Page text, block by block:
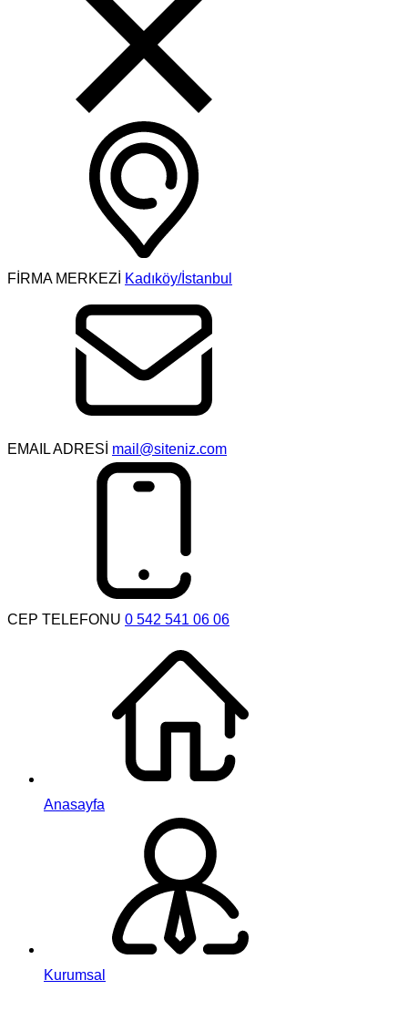
FİRMA MERKEZİ Kadıköy/İstanbul
EMAIL ADRESİ mail@siteniz.com
CEP TELEFONU 0 542 541 06 06
Anasayfa
Kurumsal